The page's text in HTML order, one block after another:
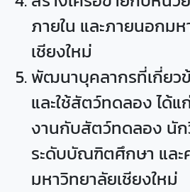
ภายใน และภายนอกม
เชียงใหม่
พัฒนาบุคลากรที่เกี่ยว
และใช้สัตว์ทดลอง ได้
งานกับสัตว์ทดลอง นั
ระดับบัณฑิตศึกษา และ
มหาวิทยาลัยเชียงใหม่